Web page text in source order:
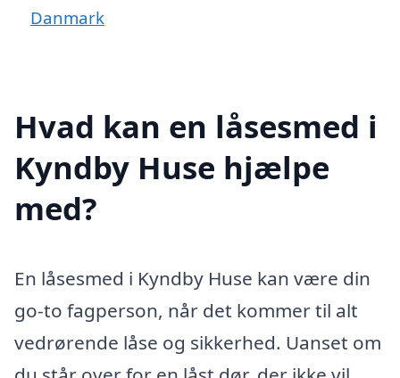
Danmark
Hvad kan en låsesmed i
Kyndby Huse hjælpe
med?
En låsesmed i Kyndby Huse kan være din
go-to fagperson, når det kommer til alt
vedrørende låse og sikkerhed. Uanset om